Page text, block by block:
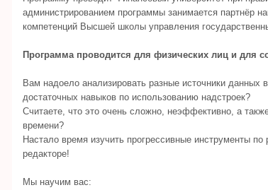
администрированием программы занимается партнёр
компетенций Высшей школы управления
Программа проводится для физических лиц и для
Вам надоело анализировать разные источники
достаточных навыков по использованию надстроек?
Считаете, что это очень сложно, неэффективно, а
времени?
Настало время изучить прогрессивные инструменты
редакторе!
Мы научим вас: